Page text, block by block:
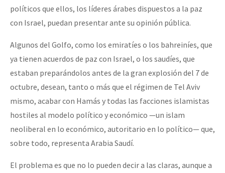
políticos que ellos, los líderes árabes dispuestos a la paz
con Israel, puedan presentar ante su opinión pública.
Algunos del Golfo, como los emiratíes o los bahreiníes, que
ya tienen acuerdos de paz con Israel, o los saudíes, que
estaban preparándolos antes de la gran explosión del 7 de
octubre, desean, tanto o más que el régimen de Tel Aviv
mismo, acabar con Hamás y todas las facciones islamistas
hostiles al modelo político y económico —un islam
neoliberal en lo económico, autoritario en lo político— que,
sobre todo, representa Arabia Saudí.
El problema es que no lo pueden decir a las claras, aunque a